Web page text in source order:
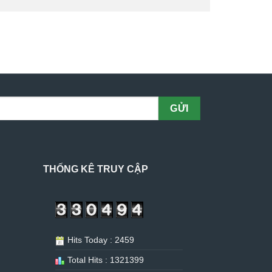
THỐNG KÊ TRUY CẬP
Hits Today : 2459
Total Hits : 1321399